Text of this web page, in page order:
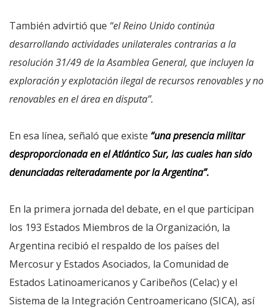
También advirtió que “el Reino Unido continúa
desarrollando actividades unilaterales contrarias a la
resolución 31/49 de la Asamblea General, que incluyen la
exploración y explotación ilegal de recursos renovables y no
renovables en el área en disputa”.
En esa línea, señaló que existe “una presencia militar
desproporcionada en el Atlántico Sur, las cuales han sido
denunciadas reiteradamente por la Argentina”.
En la primera jornada del debate, en el que participan
los 193 Estados Miembros de la Organización, la
Argentina recibió el respaldo de los países del
Mercosur y Estados Asociados, la Comunidad de
Estados Latinoamericanos y Caribeños (Celac) y el
Sistema de la Integración Centroamericano (SICA), así